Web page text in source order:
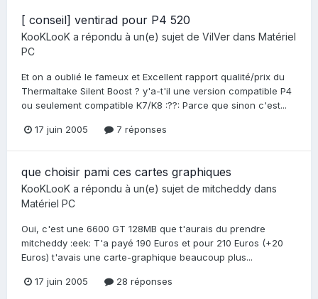
[ conseil] ventirad pour P4 520
KooKLooK a répondu à un(e) sujet de VilVer dans Matériel
PC
Et on a oublié le fameux et Excellent rapport qualité/prix du
Thermaltake Silent Boost ? y'a-t'il une version compatible P4
ou seulement compatible K7/K8 :??: Parce que sinon c'est...
17 juin 2005 7 réponses
que choisir pami ces cartes graphiques
KooKLooK a répondu à un(e) sujet de mitcheddy dans
Matériel PC
Oui, c'est une 6600 GT 128MB que t'aurais du prendre
mitcheddy :eek: T'a payé 190 Euros et pour 210 Euros (+20
Euros) t'avais une carte-graphique beaucoup plus...
17 juin 2005 28 réponses